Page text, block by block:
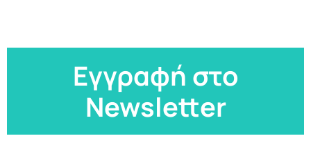
Εγγραφή στο
Newsletter